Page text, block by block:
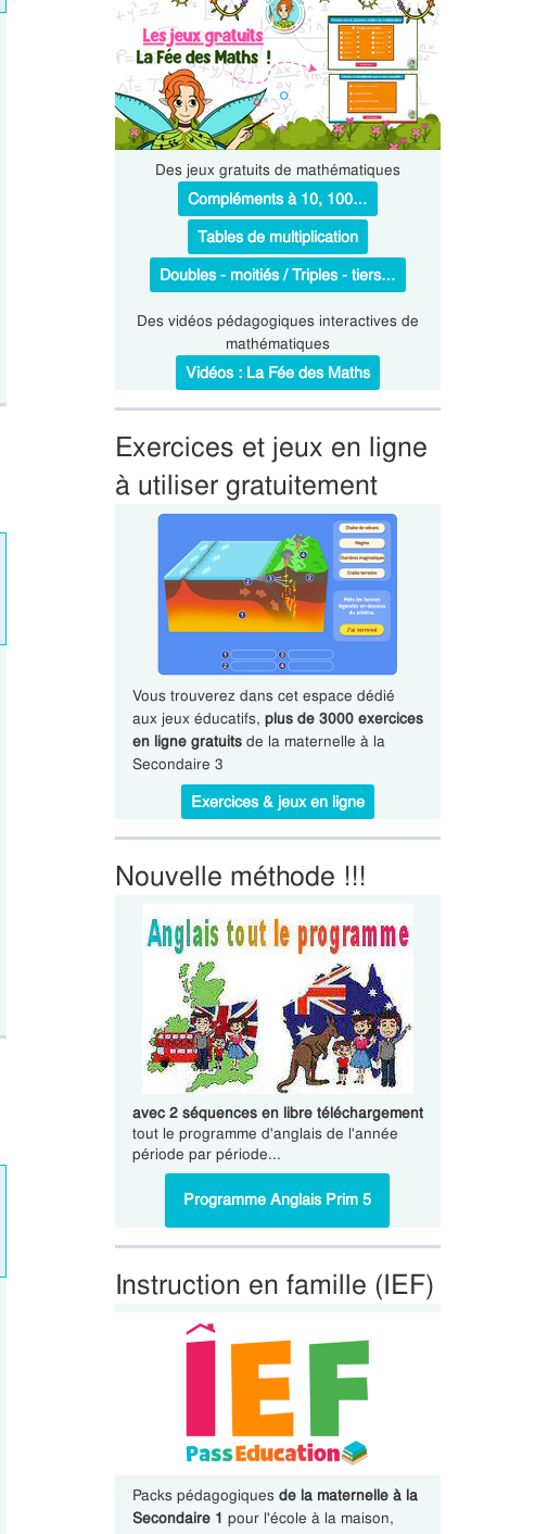
Des jeux gratuits de mathématiques
Compléments à 10, 100…
Tables de multiplication
Doubles - moitiés / Triples - tiers…
Des vidéos pédagogiques interactives de
mathématiques
Vidéos : La Fée des Maths
Exercices et jeux en ligne
à utiliser gratuitement
Vous trouverez dans cet espace dédié
aux jeux éducatifs, plus de 3000 exercices
en ligne gratuitsde la maternelle à la
Secondaire 3
Exercices & jeux en ligne
Nouvelle méthode !!!
avec 2 séquences en libre téléchargement
tout le programme d'anglais de l'année
période par période...
Programme Anglais Prim 5
Instruction en famille (IEF)
Packs pédagogiques de la maternelle à la
Secondaire 1 pour l'école à la maison,